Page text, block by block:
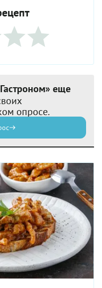
еще
опросе.